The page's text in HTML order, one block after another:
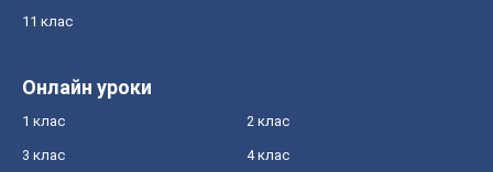
11 клас
Онлайн уроки
1 клас 2 клас
3 клас 4 клас